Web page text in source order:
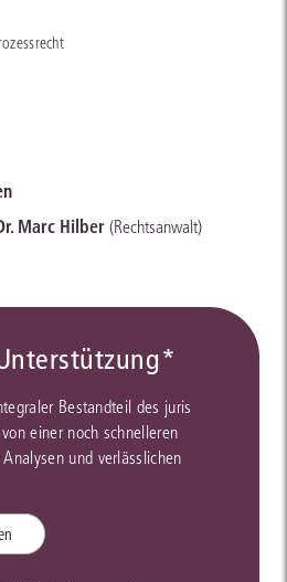
Marc Hilber (Rechtsanwalt)
Bestandteil des juris
einer noch schnelleren
und verlässlichen